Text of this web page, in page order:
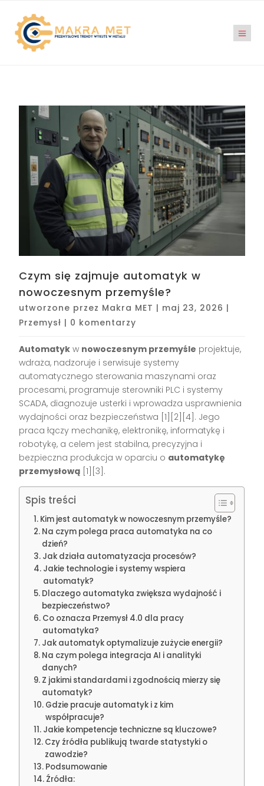
Czym się zajmuje automatyk w
nowoczesnym przemyśle?
utworzone przez Makra MET | maj 23, 2026 |
Przemysł | 0 komentarzy
Automatyk w nowoczesnym przemyśle projektuje,
wdraża, nadzoruje i serwisuje systemy
automatycznego sterowania maszynami oraz
procesami, programuje sterowniki PLC i systemy
SCADA, diagnozuje usterki i wprowadza usprawnienia
wydajności oraz bezpieczeństwa [1][2][4]. Jego
praca łączy mechanikę, elektronikę, informatykę i
robotykę, a celem jest stabilna, precyzyjna i
bezpieczna produkcja w oparciu o automatykę
przemysłową [1][3].
Spis treści
Kim jest automatyk w nowoczesnym przemyśle?
Na czym polega praca automatyka na co
dzień?
Jak działa automatyzacja procesów?
Jakie technologie i systemy wspiera
automatyk?
Dlaczego automatyka zwiększa wydajność i
bezpieczeństwo?
Co oznacza Przemysł 4.0 dla pracy
automatyka?
Jak automatyk optymalizuje zużycie energii?
Na czym polega integracja AI i analityki
danych?
Z jakimi standardami i zgodnością mierzy się
automatyk?
Gdzie pracuje automatyk i z kim
współpracuje?
Jakie kompetencje techniczne są kluczowe?
Czy źródła publikują twarde statystyki o
zawodzie?
Podsumowanie
Źródła: